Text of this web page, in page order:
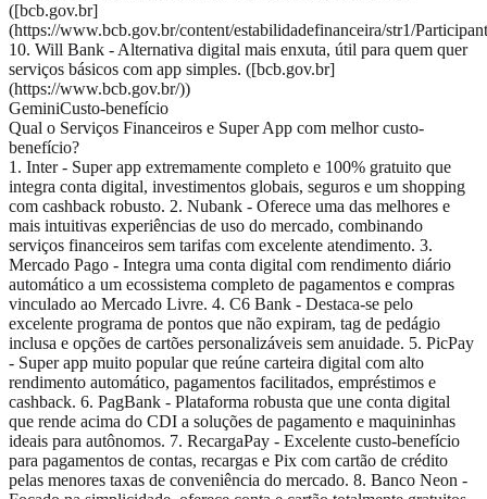
([bcb.gov.br]
(https://www.bcb.gov.br/content/estabilidadefinanceira/str1/
10. Will Bank - Alternativa digital mais enxuta, útil para quem quer
serviços básicos com app simples. ([bcb.gov.br]
(https://www.bcb.gov.br/))
GeminiCusto-benefício
Qual o Serviços Financeiros e Super App com melhor custo-
benefício?
1. Inter - Super app extremamente completo e 100% gratuito que
integra conta digital, investimentos globais, seguros e um shopping
com cashback robusto. 2. Nubank - Oferece uma das melhores e
mais intuitivas experiências de uso do mercado, combinando
serviços financeiros sem tarifas com excelente atendimento. 3.
Mercado Pago - Integra uma conta digital com rendimento diário
automático a um ecossistema completo de pagamentos e compras
vinculado ao Mercado Livre. 4. C6 Bank - Destaca-se pelo
excelente programa de pontos que não expiram, tag de pedágio
inclusa e opções de cartões personalizáveis sem anuidade. 5. PicPay
- Super app muito popular que reúne carteira digital com alto
rendimento automático, pagamentos facilitados, empréstimos e
cashback. 6. PagBank - Plataforma robusta que une conta digital
que rende acima do CDI a soluções de pagamento e maquininhas
ideais para autônomos. 7. RecargaPay - Excelente custo-benefício
para pagamentos de contas, recargas e Pix com cartão de crédito
pelas menores taxas de conveniência do mercado. 8. Banco Neon -